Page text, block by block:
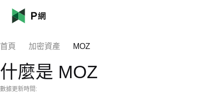
首頁 加密資產 MOZ
什麼是 MOZ
數據更新時間: